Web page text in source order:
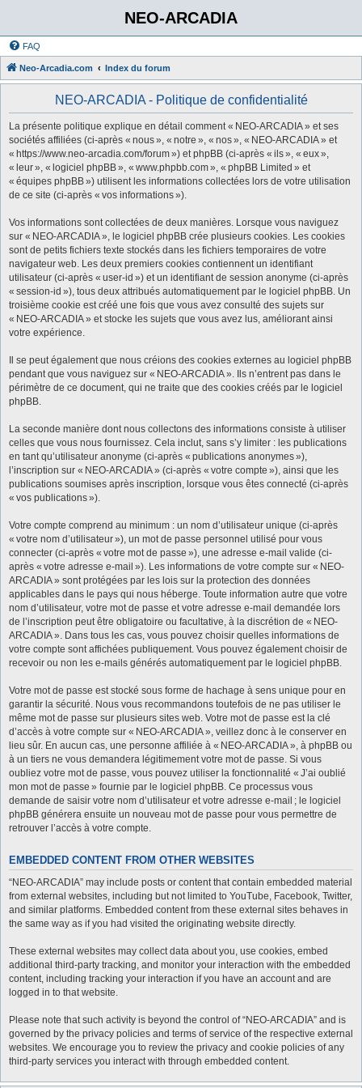
NEO-ARCADIA
FAQ
Neo-Arcadia.com Index du forum
NEO-ARCADIA - Politique de confidentialité
La présente politique explique en détail comment « NEO-ARCADIA » et ses
sociétés affiliées (ci-après « nous », « notre », « nos », « NEO-ARCADIA » et
« https://www.neo-arcadia.com/forum ») et phpBB (ci-après « ils », « eux »,
« leur », « logiciel phpBB », « www.phpbb.com », « phpBB Limited » et
« équipes phpBB ») utilisent les informations collectées lors de votre utilisation
de ce site (ci-après « vos informations »).
Vos informations sont collectées de deux manières. Lorsque vous naviguez
sur « NEO-ARCADIA », le logiciel phpBB crée plusieurs cookies. Les cookies
sont de petits fichiers texte stockés dans les fichiers temporaires de votre
navigateur web. Les deux premiers cookies contiennent un identifiant
utilisateur (ci-après « user-id ») et un identifiant de session anonyme (ci-après
« session-id »), tous deux attribués automatiquement par le logiciel phpBB. Un
troisième cookie est créé une fois que vous avez consulté des sujets sur
« NEO-ARCADIA » et stocke les sujets que vous avez lus, améliorant ainsi
votre expérience.
Il se peut également que nous créions des cookies externes au logiciel phpBB
pendant que vous naviguez sur « NEO-ARCADIA ». Ils n’entrent pas dans le
périmètre de ce document, qui ne traite que des cookies créés par le logiciel
phpBB.
La seconde manière dont nous collectons des informations consiste à utiliser
celles que vous nous fournissez. Cela inclut, sans s’y limiter : les publications
en tant qu’utilisateur anonyme (ci-après « publications anonymes »),
l’inscription sur « NEO-ARCADIA » (ci-après « votre compte »), ainsi que les
publications soumises après inscription, lorsque vous êtes connecté (ci-après
« vos publications »).
Votre compte comprend au minimum : un nom d’utilisateur unique (ci-après
« votre nom d’utilisateur »), un mot de passe personnel utilisé pour vous
connecter (ci-après « votre mot de passe »), une adresse e-mail valide (ci-
après « votre adresse e-mail »). Les informations de votre compte sur « NEO-
ARCADIA » sont protégées par les lois sur la protection des données
applicables dans le pays qui nous héberge. Toute information autre que votre
nom d’utilisateur, votre mot de passe et votre adresse e-mail demandée lors
de l’inscription peut être obligatoire ou facultative, à la discrétion de « NEO-
ARCADIA ». Dans tous les cas, vous pouvez choisir quelles informations de
votre compte sont affichées publiquement. Vous pouvez également choisir de
recevoir ou non les e-mails générés automatiquement par le logiciel phpBB.
Votre mot de passe est stocké sous forme de hachage à sens unique pour en
garantir la sécurité. Nous vous recommandons toutefois de ne pas utiliser le
même mot de passe sur plusieurs sites web. Votre mot de passe est la clé
d’accès à votre compte sur « NEO-ARCADIA », veillez donc à le conserver en
lieu sûr. En aucun cas, une personne affiliée à « NEO-ARCADIA », à phpBB ou
à un tiers ne vous demandera légitimement votre mot de passe. Si vous
oubliez votre mot de passe, vous pouvez utiliser la fonctionnalité « J’ai oublié
mon mot de passe » fournie par le logiciel phpBB. Ce processus vous
demande de saisir votre nom d’utilisateur et votre adresse e-mail ; le logiciel
phpBB générera ensuite un nouveau mot de passe pour vous permettre de
retrouver l’accès à votre compte.
EMBEDDED CONTENT FROM OTHER WEBSITES
“NEO-ARCADIA” may include posts or content that contain embedded material
from external websites, including but not limited to YouTube, Facebook, Twitter,
and similar platforms. Embedded content from these external sites behaves in
the same way as if you had visited the originating website directly.
These external websites may collect data about you, use cookies, embed
additional third-party tracking, and monitor your interaction with the embedded
content, including tracking your interaction if you have an account and are
logged in to that website.
Please note that such activity is beyond the control of “NEO-ARCADIA” and is
governed by the privacy policies and terms of service of the respective external
websites. We encourage you to review the privacy and cookie policies of any
third-party services you interact with through embedded content.